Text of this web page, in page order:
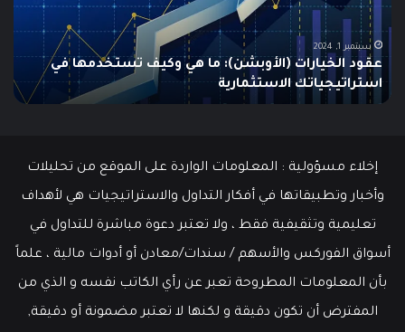
تنخفض
إلى
أدنى
مستوى
منذ
مايو
عمل
سبتمبر 19, 2024
مطالبات البطالة في الولايات المتحدة تنخفض إلى أدنى
مستوى منذ مايو وسط سوق عمل قوي
إخلاء مسؤولية : المعلومات الواردة على الموقع من تحليلات
وأخبار وتطبيقاتها في أفكار التداول والاستراتيجيات هي لأهداف
تعليمية وتثقيفية فقط ، ولا تعتبر دعوة مباشرة للتداول في
أسواق الفوركس والأسهم / سندات/معادن أو أدوات مالية ، علماً
بأن المعلومات المطروحة تعبر عن رأي الكاتب نفسه و الذي من
المفترض أن تكون دقيقة و لكنها لا تعتبر مضمونة أو دقيقة,